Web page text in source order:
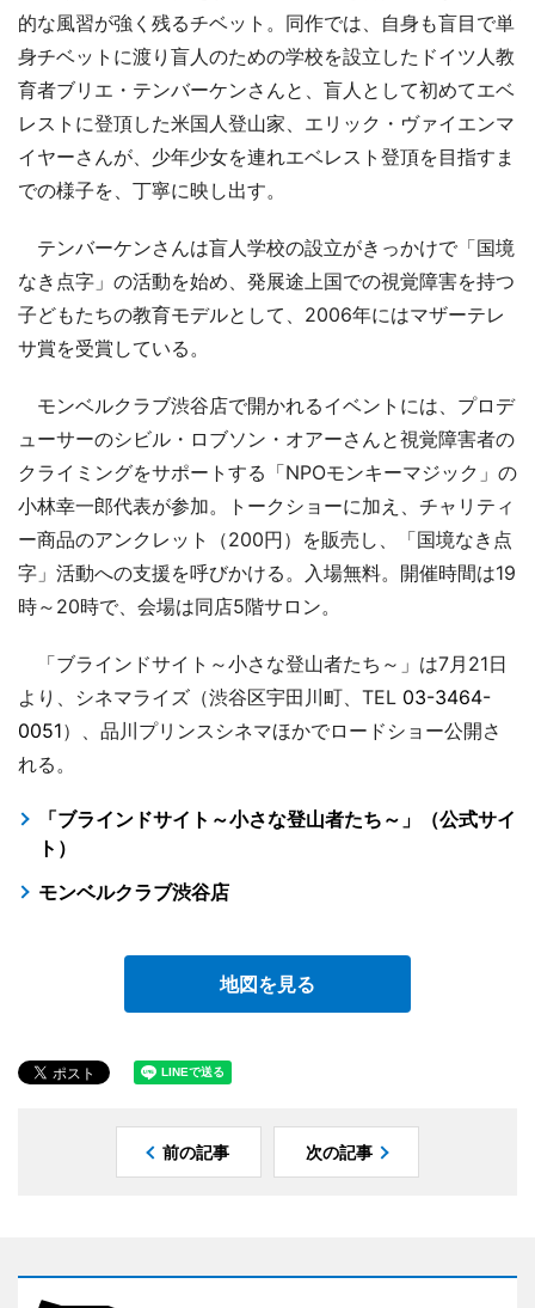
的な風習が強く残るチベット。同作では、自身も盲目で単
身チベットに渡り盲人のための学校を設立したドイツ人教
育者ブリエ・テンバーケンさんと、盲人として初めてエベ
レストに登頂した米国人登山家、エリック・ヴァイエンマ
イヤーさんが、少年少女を連れエベレスト登頂を目指すま
での様子を、丁寧に映し出す。
テンバーケンさんは盲人学校の設立がきっかけで「国境
なき点字」の活動を始め、発展途上国での視覚障害を持つ
子どもたちの教育モデルとして、2006年にはマザーテレ
サ賞を受賞している。
モンベルクラブ渋谷店で開かれるイベントには、プロデ
ューサーのシビル・ロブソン・オアーさんと視覚障害者の
クライミングをサポートする「NPOモンキーマジック」の
小林幸一郎代表が参加。トークショーに加え、チャリティ
ー商品のアンクレット（200円）を販売し、「国境なき点
字」活動への支援を呼びかける。入場無料。開催時間は19
時～20時で、会場は同店5階サロン。
「ブラインドサイト～小さな登山者たち～」は7月21日
より、シネマライズ（渋谷区宇田川町、TEL 03-3464-
0051）、品川プリンスシネマほかでロードショー公開さ
れる。
「ブラインドサイト～小さな登山者たち～」（公式サイ
ト）
モンベルクラブ渋谷店
地図を見る
前の記事 次の記事